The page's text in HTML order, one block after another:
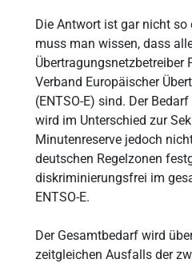
Die Antwort ist gar nicht
muss man wissen, dass
Übertragungsnetzbetreiber
Verband Europäischer
(ENTSO-E) sind. Der
wird im Unterschied zur
Minutenreserve jedoch
deutschen Regelzonen
diskriminierungsfrei im
ENTSO-E.
Der Gesamtbedarf wird
zeitgleichen Ausfalls der